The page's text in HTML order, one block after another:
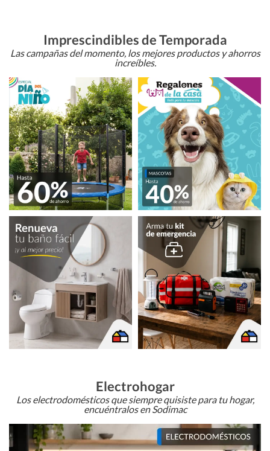
Imprescindibles de Temporada
Las campañas del momento, los mejores productos y ahorros
increíbles.
Electrohogar
Los electrodomésticos que siempre quisiste para tu hogar,
encuéntralos en Sodimac